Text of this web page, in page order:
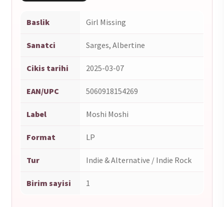
Baslik Girl Missing
Sanatci Sarges, Albertine
Cikis tarihi 2025-03-07
EAN/UPC 5060918154269
Label Moshi Moshi
Format LP
Tur Indie & Alternative / Indie Rock
Birim sayisi 1